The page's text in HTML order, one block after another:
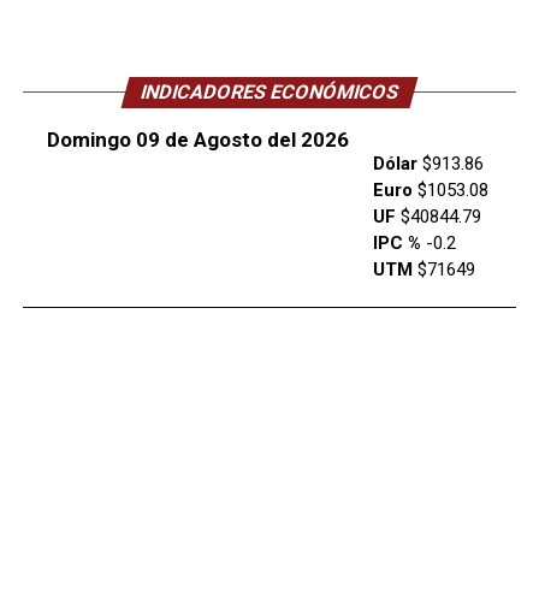
INDICADORES ECONÓMICOS
Domingo 09 de Agosto del 2026
Dólar$913.86
Euro $1053.08
UF $40844.79
IPC % -0.2
UTM $71649